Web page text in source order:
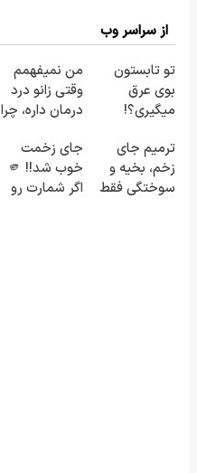
از سراسر وب
تو تابستون
بوی عرق
میگیری؟!
درمانش کن!!
من نمیفهمم
وقتی زانو درد
درمان داره، چرا
تحمل میکنی؟
❗
ترمیم جای
زخم، بخیه و
سوختگی فقط
جای زخمت
خوب شد!! 🫵
اگر شمارت رو